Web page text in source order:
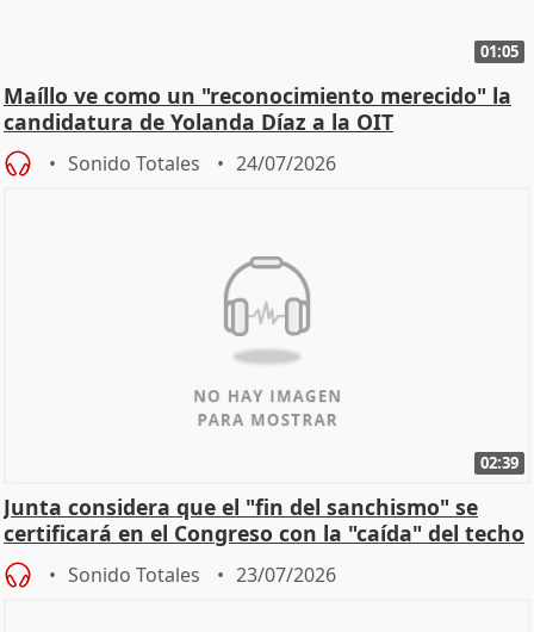
01:05
Maíllo ve como un "reconocimiento merecido" la
candidatura de Yolanda Díaz a la OIT
Sonido Totales 24/07/2026
02:39
Junta considera que el "fin del sanchismo" se
certificará en el Congreso con la "caída" del techo
de
Sonido Totales 23/07/2026